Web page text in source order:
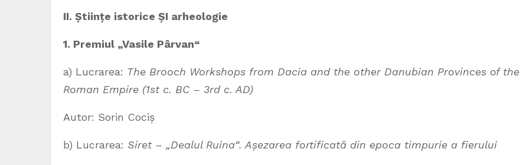
II. Științe istorice ȘI arheologie
1. Premiul „Vasile Pârvan“
a) Lucrarea: The Brooch Workshops from Dacia and the other Danubian Provinces of the
Roman Empire (1st c. BC – 3rd c. AD)
Autor: Sorin Cociș
b) Lucrarea: Siret – „Dealul Ruina“. Așezarea fortificată din epoca timpurie a fierului